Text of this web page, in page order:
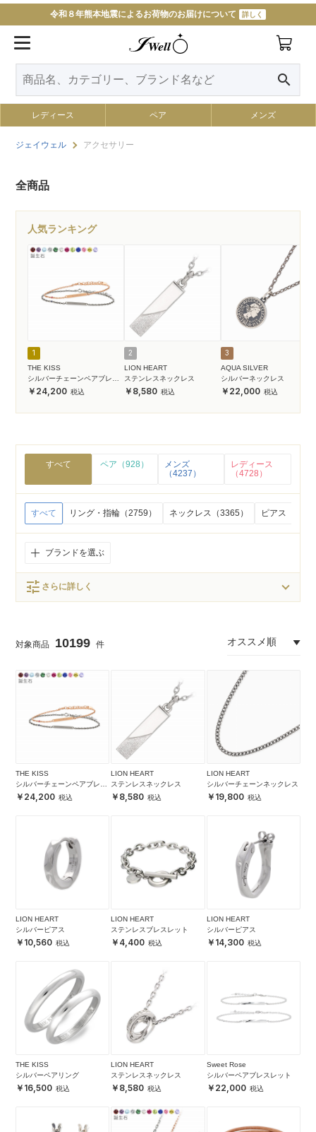
令和８年熊本地震によるお荷物のお届けについて 詳しく
search
レディース ペア メンズ
ジェイウェル アクセサリー
全商品
人気ランキング
1
THE KISS
シルバーチェーンペアブレス
レット24,200
2
LION HEART
ステンレスネックレス
8,580
3
AQUA SILVER
シルバーネックレス
22,000
すべて ペア（928）
メンズ
（4237）
レディース
（4728）
すべて リング・指輪（2759） ネックレス（3365） ピアス（
ブランドを選ぶ
tune さらに詳しく
10199
THE KISS
シルバーチェーンペアブレス
レット24,200
LION HEART
ステンレスネックレス
8,580
LION HEART
シルバーチェーンネックレス
19,800
LION HEART
シルバーピアス
10,560
LION HEART
ステンレスブレスレット
4,400
LION HEART
シルバーピアス
14,300
THE KISS
シルバーペアリング
16,500
LION HEART
ステンレスネックレス
8,580
Sweet Rose
シルバーペアブレスレット
22,000